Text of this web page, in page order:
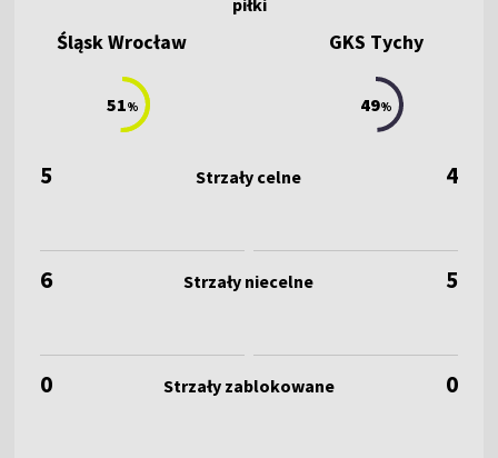
51%
Śląsk Wrocław GKS Tychy
49%
5
6
0
4
5
0